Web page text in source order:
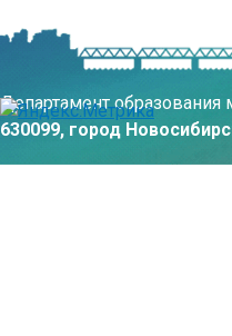
Департамент образования
630099, город